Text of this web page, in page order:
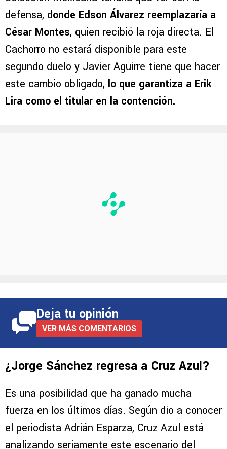
defensa, donde Edson Álvarez reemplazaría a
César Montes, quien recibió la roja directa. El
Cachorro no estará disponible para este
segundo duelo y Javier Aguirre tiene que hacer
este cambio obligado, lo que garantiza a Erik
Lira como el titular en la contención.
Deja tu opinión
VER MÁS COMENTARIOS
¿Jorge Sánchez regresa a Cruz Azul?
Es una posibilidad que ha ganado mucha
fuerza en los últimos días. Según dio a conocer
el periodista Adrián Esparza, Cruz Azul está
analizando seriamente este escenario del